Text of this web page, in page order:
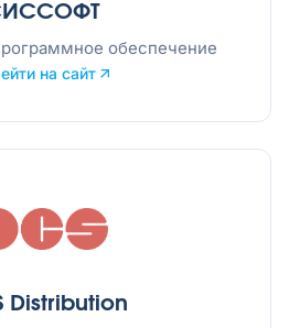
обеспечение
на сайт
Distribution